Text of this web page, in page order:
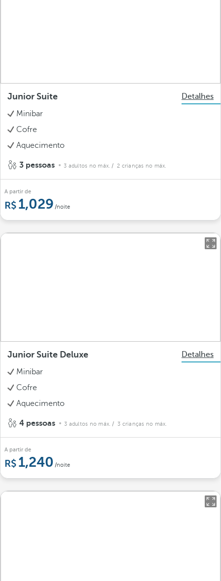
Junior Suite
Detalhes
Minibar
Cofre
Aquecimento
3 pessoas 3 adultos no máx. / 2 crianças no máx.
A partir de
1,029 /noite
Junior Suite Deluxe
Detalhes
Minibar
Cofre
Aquecimento
4 pessoas 3 adultos no máx. / 3 crianças no máx.
A partir de
1,240 /noite